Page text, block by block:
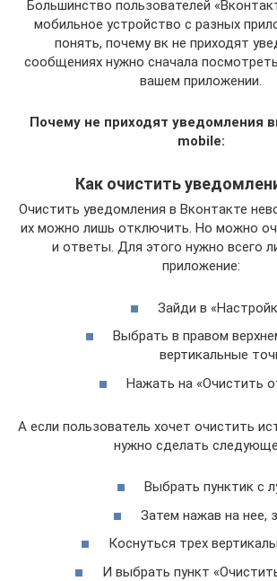
Большинство пользователей
мобильное устройство с разных
понять, почему вк не приходят
сообщениях нужно сначала
вашем приложении.
Почему не приходят уведомления
mobile:
Как очистить
Очистить уведомления в Вконтакте
их можно лишь отключить. Но можно
и ответы. Для этого нужно всего
приложение:
Зайди в
Выбрать в правом
вертикальные
Нажать на «Очистить
А если пользователь хочет очистить
нужно сделать
Выбрать пунктик с
Затем нажав на нее,
Коснуться трех
И выбрать пункт